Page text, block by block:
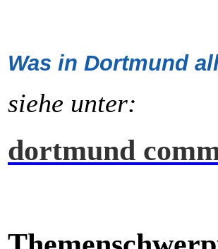
Was in Dortmund
siehe unter:
dortmund